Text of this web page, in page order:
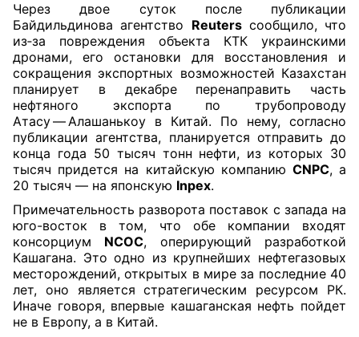
Через двое суток после публикации
Байдильдинова агентство Reutersсообщило, что
из‑за повреждения объекта КТК украинскими
дронами, его остановки для восстановления и
сокращения экспортных возможностей Казахстан
планирует в декабре перенаправить часть
нефтяного экспорта по трубопроводу
Атасу — Алашанькоу в Китай. По нему, согласно
публикации агентства, планируется отправить до
конца года 50 тысяч тонн нефти, из которых 30
тысяч придется на китайскую компанию CNPC, а
20 тысяч — на японскую Inpex.
Примечательность разворота поставок с запада на
юго-восток в том, что обе компании входят
консорциум NCOC, оперирующий разработкой
Кашагана. Это одно из крупнейших нефтегазовых
месторождений, открытых в мире за последние 40
лет, оно является стратегическим ресурсом РК.
Иначе говоря, впервые кашаганская нефть пойдет
не в Европу, а в Китай.